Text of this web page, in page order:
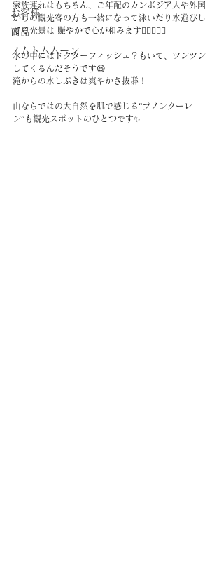
お客様
商品
ノムトムムーン
家族連れはもちろん、ご年配のカンボジア人や外国
からの観光客の方も一緒になって泳いだり水遊びし
てる光景は 賑やかで心が和みます🏊🏻‍♀️🏊🏽
水の中にはドクターフィッシュ？もいて、ツンツン
してくるんだそうです😆
滝からの水しぶきは爽やかさ抜群！
山ならではの大自然を肌で感じる“プノンクーレ
ン”も観光スポットのひとつです✨